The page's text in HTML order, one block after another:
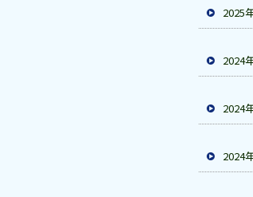
2025
2024
2024
2024